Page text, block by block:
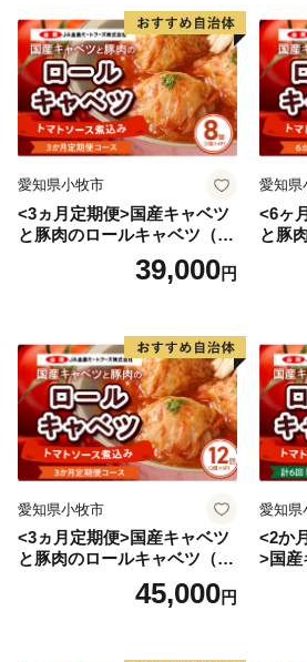
〈プライバシーポリシー（個人情
て〉
お客様からいただいた個人情報は
に譲渡したり、提供したりすること
お、お客様からいただいた個人情
告、あわら市が主催・出展するふ
提供のために使用させていただき
子メールの配信やパンフレット等
いただくことがあります。
御不明な点や、電子メールの配信
のご希望がございましたら、ふる
(furusato@city-awara.com)までご
愛知県小牧市
<3ヵ月定期便>国産キャベツ
と豚肉のロールキャベツ（4P
39,000円
愛知県
<6ヶ
と豚
愛知県小牧市
<3ヵ月定期便>国産キャベツ
と豚肉のロールキャベツ（6P
45,000円
愛知県
<2か
>国産
ルキ